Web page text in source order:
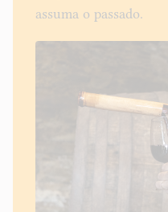
assuma o passado.